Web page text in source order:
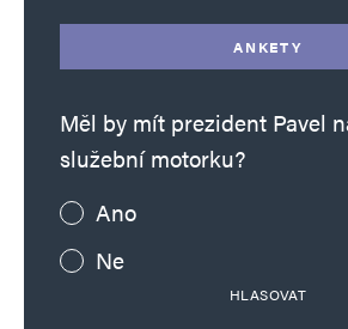
ANKETY
Měl by mít prezident Pavel
služební motorku?
Ano
Ne
HLASOVAT